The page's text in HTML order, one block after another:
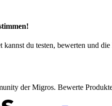
kannst du testen, bewerten und
der Migros. Bewerte